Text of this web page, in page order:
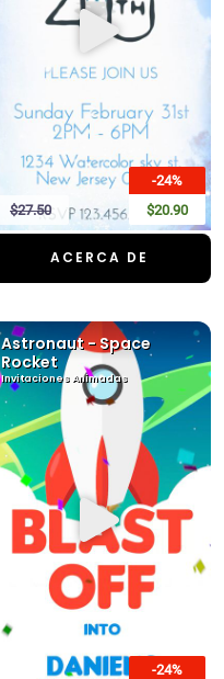
-24%
$20.90
$27.50
ACERCA DE
Astronaut - Space
Rocket
Invitaciones Animadas
-24%